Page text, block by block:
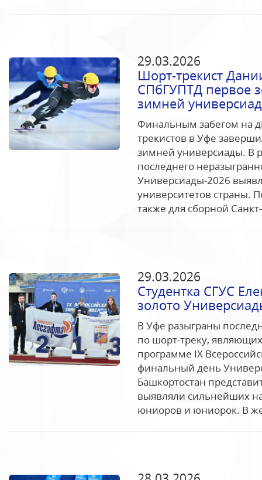
29.03.2026
Шорт-трекист
СПбГУПТД первое
зимней
Финальным забегом на
трекистов в Уфе
зимней универсиады. В
последнего
Универсиады-2026
университетов страны.
также для сборной
29.03.2026
Студентка СГУС
золото
В Уфе разыграны
по шорт-треку,
программе IX
финальный день
Башкортостан
выявляли сильнейших
юниоров и юниорок. В